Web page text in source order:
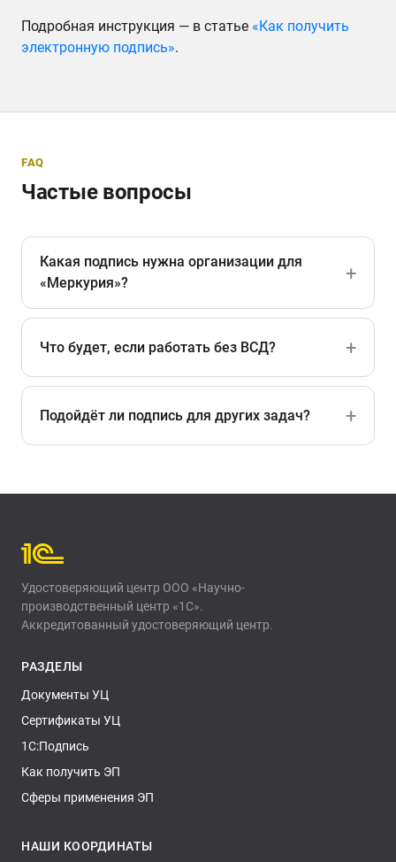
Подробная инструкция — в статье «Как получить
электронную подпись».
FAQ
Частые вопросы
Какая подпись нужна организации для
«Меркурия»?
Что будет, если работать без ВСД?
Подойдёт ли подпись для других задач?
Удостоверяющий центр ООО «Научно-
производственный центр «1С».
Аккредитованный удостоверяющий центр.
РАЗДЕЛЫ
Документы УЦ
Сертификаты УЦ
1С:Подпись
Как получить ЭП
Сферы применения ЭП
НАШИ КООРДИНАТЫ